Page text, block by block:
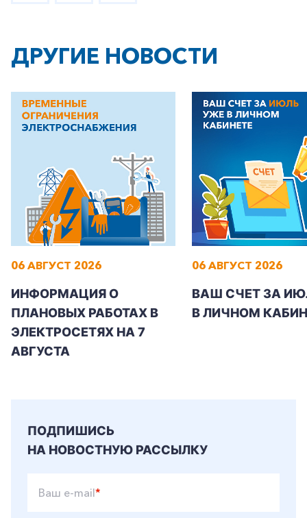
ДРУГИЕ НОВОСТИ
06 АВГУСТ 2026
ИНФОРМАЦИЯ О
ПЛАНОВЫХ РАБОТАХ В
ЭЛЕКТРОСЕТЯХ НА 7
АВГУСТА
06 АВГУСТ 2026
ВАШ СЧЕТ ЗА
В ЛИЧНОМ
ПОДПИШИСЬ
НА НОВОСТНУЮ РАССЫЛКУ
Ваш e-mail*